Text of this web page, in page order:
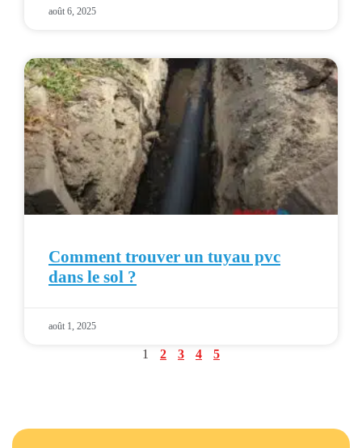
août 6, 2025
Comment trouver un tuyau pvc
dans le sol ?
août 1, 2025
1 2 3 4 5